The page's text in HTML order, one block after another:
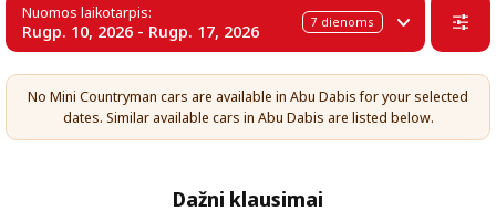
Nuomos laikotarpis:
Rugp. 10, 2026 - Rugp. 17, 2026 7 dienoms
No Mini Countryman cars are available in Abu Dabis for your selected
dates. Similar available cars in Abu Dabis are listed below.
Dažni klausimai